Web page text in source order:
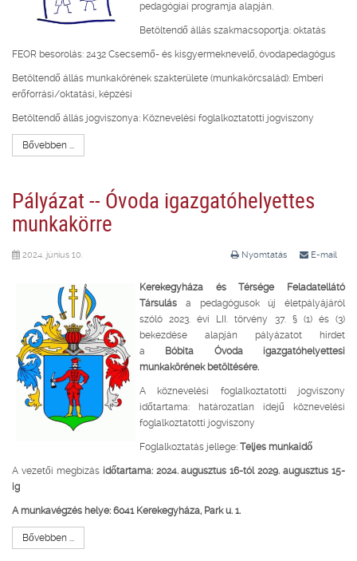
pedagógiai programja alapján.
Betöltendő állás szakmacsoportja: oktatás
FEOR besorolás: 2432 Csecsemő- és kisgyermeknevelő, óvodapedagógus
Betöltendő állás munkakörének szakterülete (munkakörcsalád): Emberi
erőforrási/oktatási, képzési
Betöltendő állás jogviszonya: Köznevelési foglalkoztatotti jogviszony
Bővebben ...
Pályázat -- Óvoda igazgatóhelyettes
munkakörre
Nyomtatás E-mail
2024. június 10.
Kerekegyháza és Térsége Feladatellátó
Társulás a pedagógusok új életpályájáról
szóló 2023. évi LII. törvény 37. § (1) és (3)
bekezdése alapján pályázatot hirdet
a
Bóbita Óvoda igazgatóhelyettesi
munkakörének betöltésére.
A köznevelési foglalkoztatotti jogviszony
időtartama: határozatlan idejű köznevelési
foglalkoztatotti jogviszony
Foglalkoztatás jellege: Teljes munkaidő
A vezetői megbízás időtartama: 2024. augusztus 16-tól 2029. augusztus 15-
ig
A munkavégzés helye: 6041 Kerekegyháza, Park u. 1.
Bővebben ...